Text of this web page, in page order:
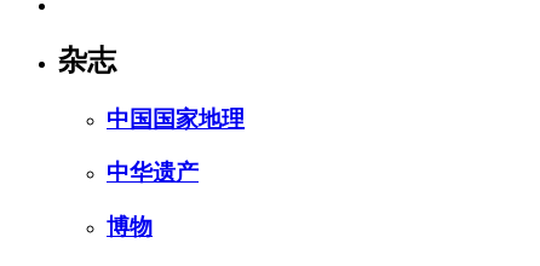
杂志
中国国家地理
中华遗产
博物